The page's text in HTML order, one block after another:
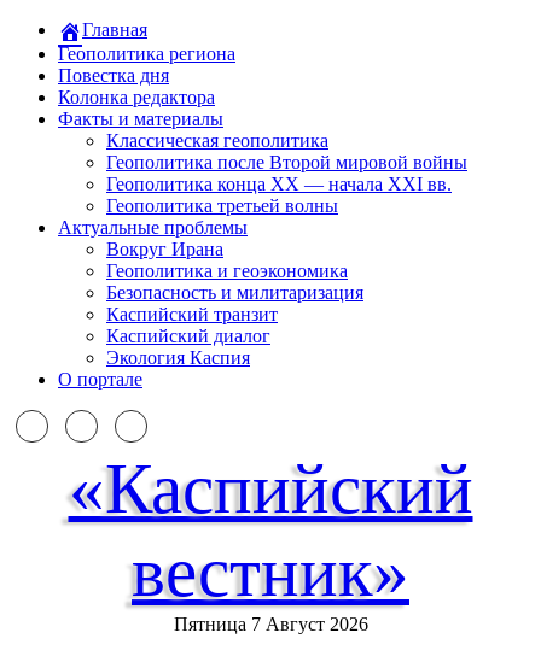
Главная
Геополитика региона
Повестка дня
Колонка редактора
Факты и материалы
Классическая геополитика
Геополитика после Второй мировой войны
Геополитика конца XX — начала XXI вв.
Геополитика третьей волны
Актуальные проблемы
Вокруг Ирана
Геополитика и геоэкономика
Безопасность и милитаризация
Каспийский транзит
Каспийский диалог
Экология Каспия
О портале
«Каспийский
вестник»
Пятница 7 Август 2026